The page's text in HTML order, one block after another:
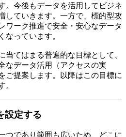
。今後もデータを活用してビジネ
していきます。一方で、標的型攻
ワーク推進で安全・安心なデータ
なっています。
当てはまる普遍的な目標として、
なデータ活用（アクセスの実
ご提案します。以降はこの目標に
。
設定する
つであり範囲も広いため、どこに